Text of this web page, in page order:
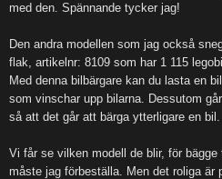
med den. Spännande tycker jag!
Den andra modellen som jag också
flak, artikelnr: 8109 som har 1 115
Med denna bilbärgare kan du lasta en
som vinschar upp bilarna. Dessutom
så att det går att bärga ytterligare en bil.
Vi får se vilken modell de blir, för
måste jag förbeställa. Men det roliga är